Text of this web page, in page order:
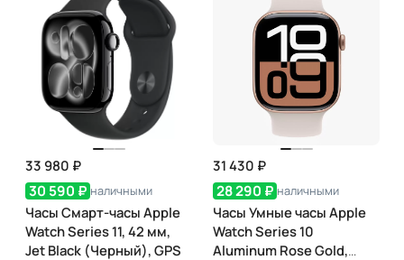
33 980 ₽
30 590 ₽ наличными
Часы Смарт-часы Apple
Watch Series 11, 42 мм,
Jet Black (Черный), GPS
31 430 ₽
28 290 ₽ наличными
Часы Умные часы Apple
Watch Series 10
Aluminum Rose Gold,